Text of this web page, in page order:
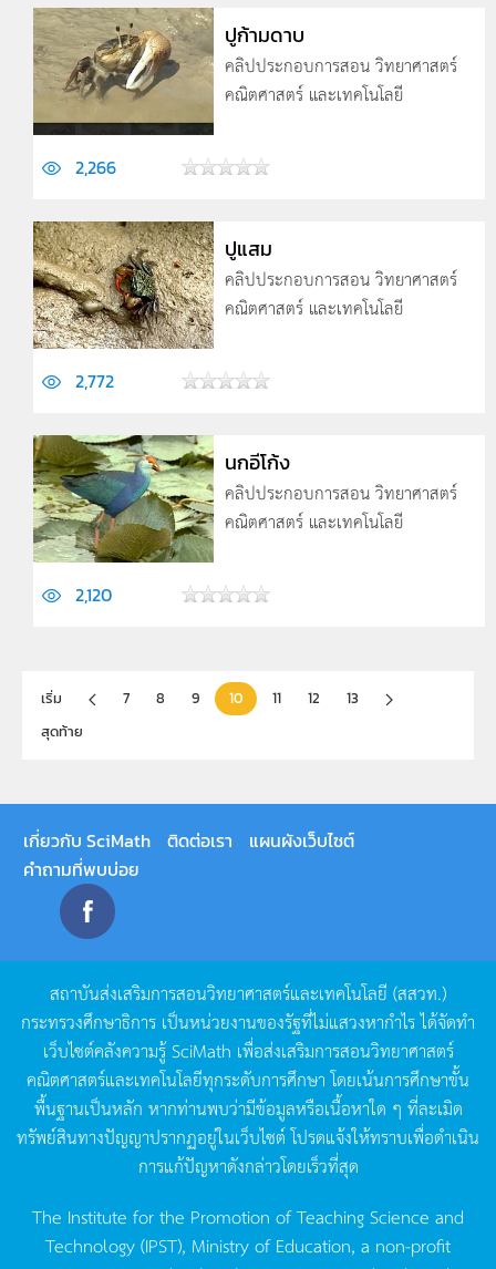
ปูก้ามดาบ
คลิปประกอบการสอน วิทยาศาสตร์
คณิตศาสตร์ และเทคโนโลยี
2,266
ปูแสม
คลิปประกอบการสอน วิทยาศาสตร์
คณิตศาสตร์ และเทคโนโลยี
2,772
นกอีโก้ง
คลิปประกอบการสอน วิทยาศาสตร์
คณิตศาสตร์ และเทคโนโลยี
2,120
เริ่ม 7 8 9 10 11 12
13
สุดท้าย
เกี่ยวกับ SciMath ติดต่อเรา
แผนผังเว็บไซต์
คำถามที่พบบ่อย
สถาบันส่งเสริมการสอนวิทยาศาสตร์และเทคโนโลยี (สสวท.)
กระทรวงศึกษาธิการ เป็นหน่วยงานของรัฐที่ไม่แสวงหากำไรได้จัดทำ
เว็บไซต์คลังความรู้SciMath เพื่อส่งเสริมการสอนวิทยาศาสตร์
คณิตศาสตร์และเทคโนโลยีทุกระดับการศึกษา โดยเน้นการศึกษาขั้น
พื้นฐานเป็นหลัก หากท่านพบว่ามีข้อมูลหรือเนื้อหาใด ๆ ที่ละเมิด
ทรัพย์สินทางปัญญาปรากฏอยู่ในเว็บไซต์โปรดแจ้งให้ทราบเพื่อดำเนิน
การแก้ปัญหาดังกล่าวโดยเร็วที่สุด
The Institute for the Promotion of Teaching Science and
Technology (IPST), Ministry of Education, a non-profit